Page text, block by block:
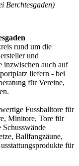
Berchtesgaden)
rund um die
und
inzwischen auch auf
liefern - bei
für Vereine,
Fussballtore für
Minitore, Tore für
Ballfangzäune,
für